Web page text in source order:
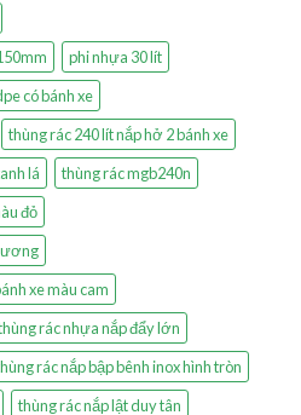
phi nhựa 30 lít
có bánh xe
thùng rác 240 lít nắp hở 2 bánh xe
lá
thùng rác mgb240n
đỏ
xe màu cam
rác nhựa nắp đẩy lớn
rác nắp bập bênh inox hình tròn
thùng rác nắp lật duy tân